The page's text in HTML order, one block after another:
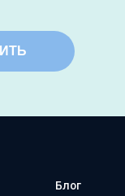
Блог